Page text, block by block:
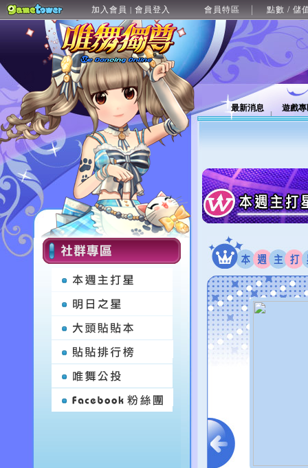
加入會員 | 會員登入 會員特區 點數 / 儲
最新消息 遊戲